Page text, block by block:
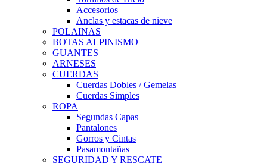
Accesorios
Anclas y estacas de nieve
POLAINAS
BOTAS ALPINISMO
GUANTES
ARNESES
CUERDAS
Cuerdas Dobles / Gemelas
Cuerdas Simples
ROPA
Segundas Capas
Pantalones
Gorros y Cintas
Pasamontañas
SEGURIDAD Y RESCATE